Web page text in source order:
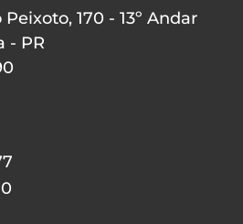
170 - 13º Andar
- PR